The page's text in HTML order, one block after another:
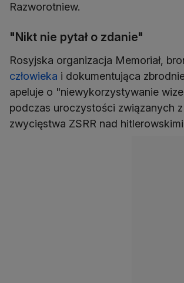
Razworotniew.
"Nikt nie pytał o zdanie"
Rosyjska organizacja Memoriał,
człowieka i dokumentująca
apeluje o "niewykorzystywanie
podczas uroczystości związanych
zwycięstwa ZSRR nad